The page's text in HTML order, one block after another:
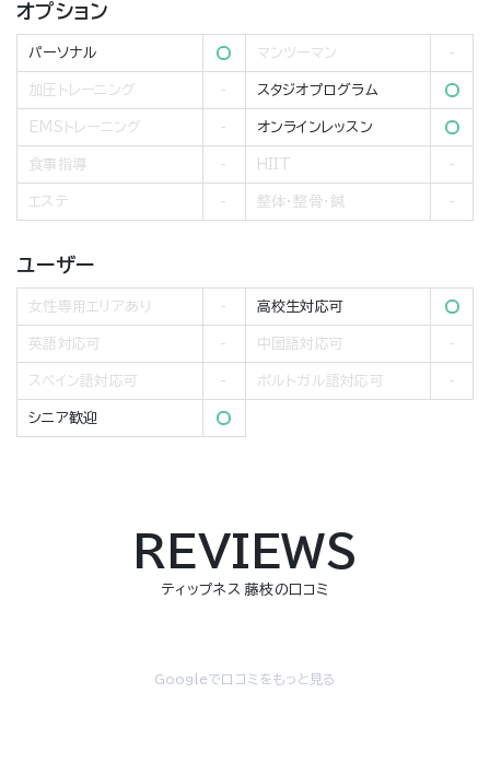
オプション
パーソナル マンツーマン
加圧トレーニング スタジオプログラム
EMSトレーニング オンラインレッスン
食事指導 HIIT
エステ 整体・整骨・鍼
ユーザー
女性専用エリアあり 高校生対応可
英語対応可 中国語対応可
スペイン語対応可 ポルトガル語対応可
シニア歓迎
REVIEWS
ティップネス 藤枝の口コミ
Googleで口コミをもっと見る